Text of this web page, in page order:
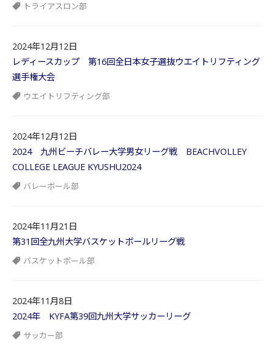
トライアスロン部
2024年12月12日
レディースカップ 第16回全日本女子選抜ウエイトリフティング
選手権大会
ウエイトリフティング部
2024年12月12日
2024 九州ビーチバレー大学男女リーグ戦 BEACHVOLLEY
COLLEGE LEAGUE KYUSHU2024
バレーボール部
2024年11月21日
第31回全九州大学バスケットボールリーグ戦
バスケットボール部
2024年11月8日
2024年 KYFA第39回九州大学サッカーリーグ
サッカー部